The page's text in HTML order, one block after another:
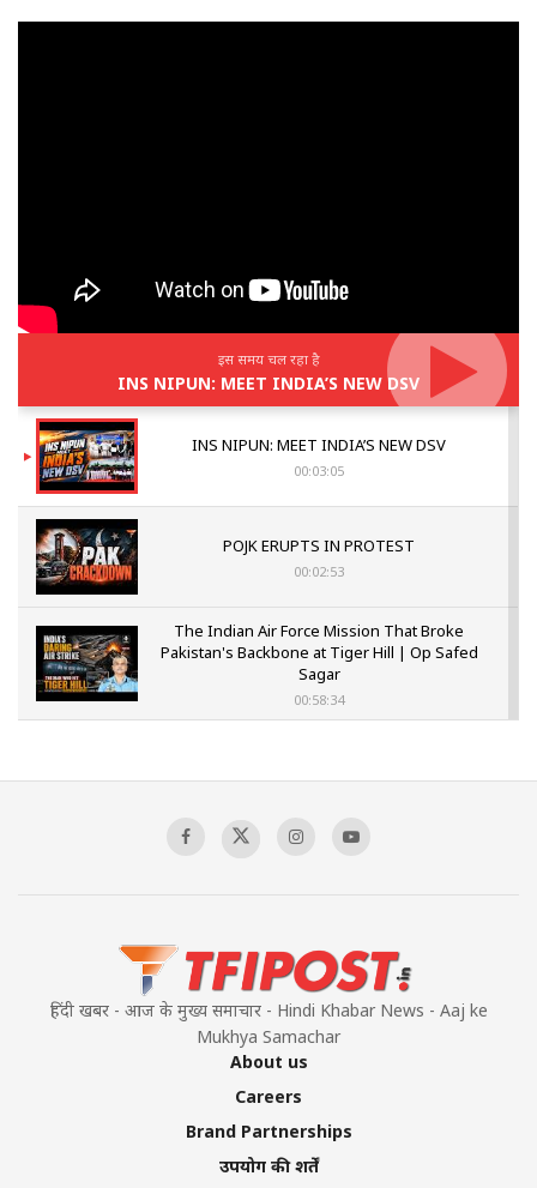
इस समय चल रहा है
INS NIPUN: MEET INDIA’S NEW DSV
INS NIPUN: MEET INDIA’S NEW DSV
00:03:05
POJK ERUPTS IN PROTEST
00:02:53
The Indian Air Force Mission That Broke
Pakistan's Backbone at Tiger Hill | Op Safed
Sagar
00:58:34
हिंदी खबर - आज के मुख्य समाचार - Hindi Khabar News - Aaj ke
Mukhya Samachar
About us
Careers
Brand Partnerships
उपयोग की शर्तें